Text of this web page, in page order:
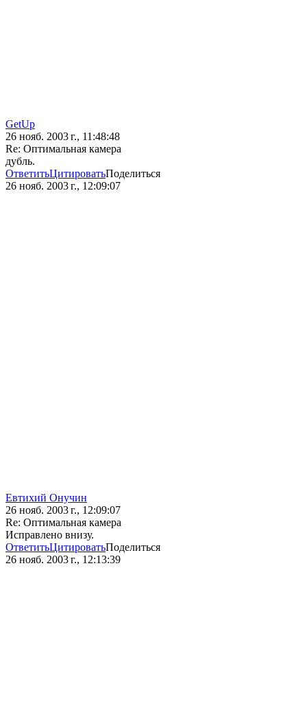
GetUp
26 нояб. 2003 г., 11:48:48
Re: Оптимальная камера
дубль.
ОтветитьЦитироватьПоделиться
26 нояб. 2003 г., 12:09:07
Евтихий Онучин
26 нояб. 2003 г., 12:09:07
Re: Оптимальная камера
Исправлено внизу.
ОтветитьЦитироватьПоделиться
26 нояб. 2003 г., 12:13:39